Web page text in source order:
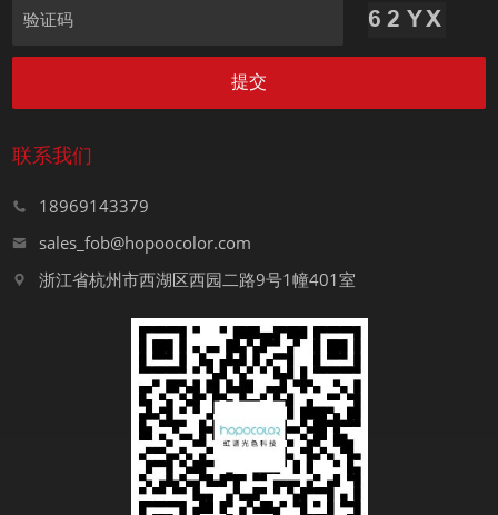
验证码
提交
联系我们
18969143379
sales_fob@hopoocolor.com
浙江省杭州市西湖区西园二路9号1幢401室